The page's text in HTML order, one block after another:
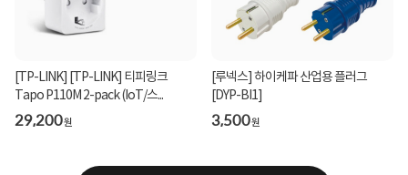
[TP-LINK] [TP-LINK] 티피링크
Tapo P110M 2-pack (IoT/스...
29,200원
[루넥스] 하이케파 산업용 플러그
[DYP-BI1]
3,500원